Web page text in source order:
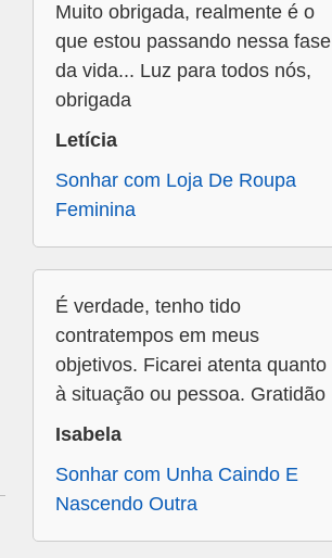
Muito obrigada, realmente é o
que estou passando nessa fase
da vida... Luz para todos nós,
obrigada
Letícia
Sonhar com Loja De Roupa
Feminina
É verdade, tenho tido
contratempos em meus
objetivos. Ficarei atenta quanto
à situação ou pessoa. Gratidão
Isabela
Sonhar com Unha Caindo E
Nascendo Outra